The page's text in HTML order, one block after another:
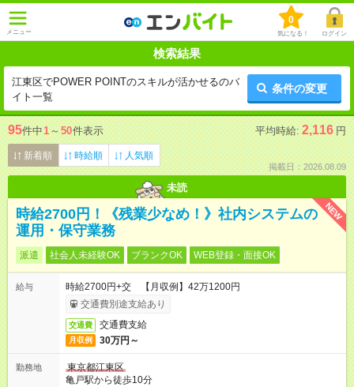
メニュー
0
気になる！ ログイン
検索結果
江東区でPOWER POINTのスキルが活かせるのバ
イト一覧
条件の変更
95件中1 ～ 50件表示 平均時給: 2,116 円
新着順 時給順 人気順
掲載日：2026.08.09
未読
NEW
時給2700円！《残業少なめ！》社内システムの
運用・保守業務
派遣 社会人未経験OK ブランクOK WEB登録・面接OK
給与
時給2700円+交 【月収例】42万1200円
交通費別途支給あり
交通費 交通費支給
月収例 30万円～
勤務地
東京都江東区
亀戸駅から徒歩10分